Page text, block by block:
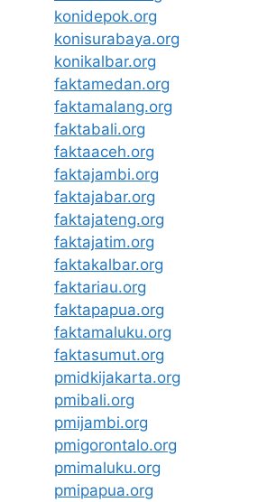
konidepok.org
konisurabaya.org
konikalbar.org
faktamedan.org
faktamalang.org
faktabali.org
faktaaceh.org
faktajambi.org
faktajabar.org
faktajateng.org
faktajatim.org
faktakalbar.org
faktariau.org
faktapapua.org
faktamaluku.org
faktasumut.org
pmidkijakarta.org
pmibali.org
pmijambi.org
pmigorontalo.org
pmimaluku.org
pmipapua.org